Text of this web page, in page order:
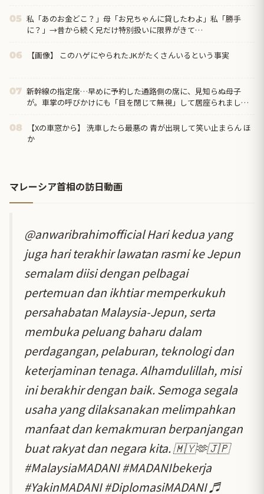
05 私「あのお金どこ？」母「お兄ちゃんに貸したわよ」私「勝手
に？」→昔から続く兄だけ特別扱いに限界がきて…
06 【画像】 このハゲにやられたJKがたくさんいるという事実
07 新幹線の指定席…早めに予約した通路側の席に、見知らぬ母子
が。車掌の呼びかけにも「目を閉じて無視」して居座られまし
08
【Xの車窓から】 洗車したら最悪の 青が出現して笑い止まらん ほ
か
マレーシア首相の訪日動画
@anwaribrahimofficialHari kedua yang
juga hari terakhir lawatan rasmi ke Jepun
semalam diisi dengan pelbagai
pertemuan dan ikhtiar memperkukuh
persahabatan Malaysia-Jepun, serta
membuka peluang baharu dalam
perdagangan, pelaburan, teknologi dan
keterjaminan tenaga. Alhamdulillah, misi
ini berakhir dengan baik. Semoga segala
usaha yang dilaksanakan melimpahkan
manfaat dan kemakmuran berpanjangan
buat rakyat dan negara kita. 🇲🇾🫶🇯🇵
#MalaysiaMADANI #MADANIbekerja
#YakinMADANI #DiplomasiMADANI♬